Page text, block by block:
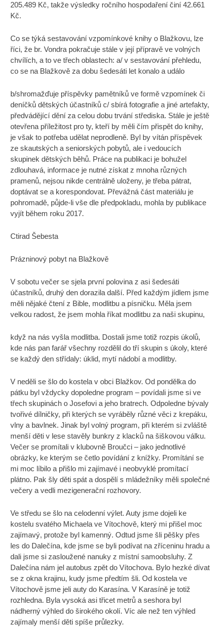
205.489 Kč, takže výsledky ročního hospodaření činí 42.661
Kč.
Co se týká sestavování vzpomínkové knihy o Blažkovu, lze
říci, že br. Vondra pokračuje stále v její přípravě ve volných
chvílích, a to ve třech oblastech: a/ v sestavování přehledu,
co se na Blažkově za dobu šedesáti let konalo a událo
b/shromažďuje příspěvky pamětníků ve formě vzpomínek či
deníčků dětských účastníků c/ sbírá fotografie a jiné artefakty,
předvádějící dění za celou dobu trvání střediska. Stále je ještě
otevřena příležitost pro ty, kteří by měli čím přispět do knihy,
je však to potřeba udělat neprodleně. Byl by vítán příspěvek
ze skautských a seniorských pobytů, ale i vedoucích
skupinek dětských běhů. Práce na publikaci je bohužel
zdlouhavá, informace je nutné získat z mnoha různých
pramenů, nejsou nikde centrálně uloženy, je třeba pátrat,
doptávat se a korespondovat. Převážná část materiálu je
pohromadě, půjde-li vše dle předpokladu, mohla by publikace
vyjít během roku 2017.
Ctirad Šebesta
Prázninový pobyt na Blažkově
V sobotu večer se sjela první polovina z asi šedesáti
účastníků, druhý den dorazila další. Před každým jídlem jsme
měli nějaké čtení z Bible, modlitbu a písničku. Měla jsem
velkou radost, že jsem mohla říkat modlitbu za naši skupinu,
když na nás vyšla modlitba. Dostali jsme totiž rozpis úkolů,
kde nás pan farář všechny rozdělil do tří skupin s úkoly, které
se každý den střídaly: úklid, mytí nádobí a modlitby.
V neděli se šlo do kostela v obci Blažkov. Od pondělka do
pátku byl vždycky dopoledne program – povídali jsme si ve
třech skupinách o Josefovi a jeho bratrech. Odpoledne bývaly
tvořivé dílničky, při kterých se vyráběly různé věci z krepáku,
vlny a bavlnek. Jinak byl volný program, při kterém si zvláště
menší děti v lese stavěly bunkry z klacků na šiškovou válku.
Večer se promítali v klubovně Broučci – jako jednotlivé
obrázky, ke kterým se četlo povídání z knížky. Promítání se
mi moc líbilo a přišlo mi zajímavé i neobvyklé promítací
plátno. Pak šly děti spát a dospělí s mládežníky měli společné
večery a vedli mezigenerační rozhovory.
Ve středu se šlo na celodenní výlet. Auty jsme dojeli ke
kostelu svatého Michaela ve Vítochově, který mi přišel moc
zajímavý, protože byl kamenný. Odtud jsme šli pěšky přes
les do Dalečína, kde jsme se byli podívat na zříceninu hradu a
dali jsme si zasloužené nanuky z místní samoobsluhy. Z
Dalečína nám jel autobus zpět do Vítochova. Bylo hezké dívat
se z okna krajinu, kudy jsme předtím šli. Od kostela ve
Vítochově jsme jeli auty do Karasína. V Karasíně je totiž
rozhledna. Byla vysoká asi třicet metrů a seshora byl
nádherný výhled do širokého okolí. Víc ale než ten výhled
zajímaly menší děti spíše průlezky.